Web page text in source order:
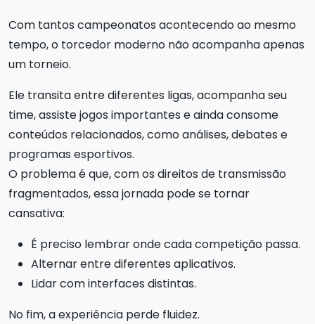
Com tantos campeonatos acontecendo ao mesmo
tempo, o torcedor moderno não acompanha apenas
um torneio.
Ele transita entre diferentes ligas, acompanha seu
time, assiste jogos importantes e ainda consome
conteúdos relacionados, como análises, debates e
programas esportivos.
O problema é que, com os direitos de transmissão
fragmentados, essa jornada pode se tornar
cansativa:
É preciso lembrar onde cada competição passa.
Alternar entre diferentes aplicativos.
Lidar com interfaces distintas.
No fim, a experiência perde fluidez.